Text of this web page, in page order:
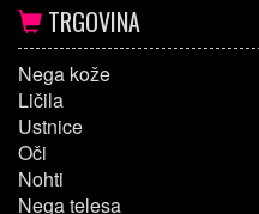
TRGOVINA
Nega kože
Ličila
Ustnice
Oči
Nohti
Nega telesa